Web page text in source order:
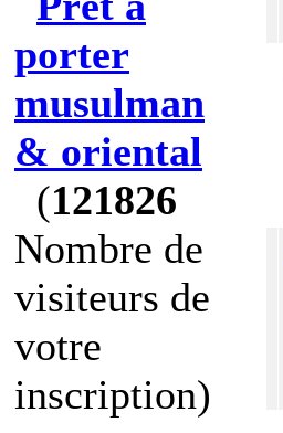
porter
musulman
& oriental
(121826
Nombre de
visiteurs de
votre
inscription)